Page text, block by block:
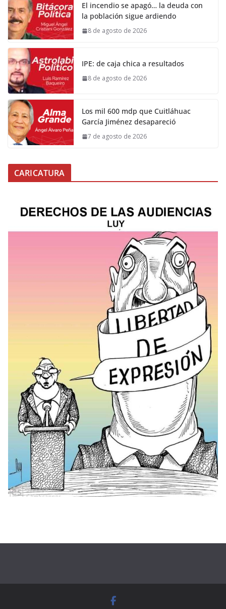
El incendio se apagó… la deuda con
la población sigue ardiendo
8 de agosto de 2026
IPE: de caja chica a resultados
8 de agosto de 2026
Los mil 600 mdp que Cuitláhuac
García Jiménez desapareció
7 de agosto de 2026
CARICATURA